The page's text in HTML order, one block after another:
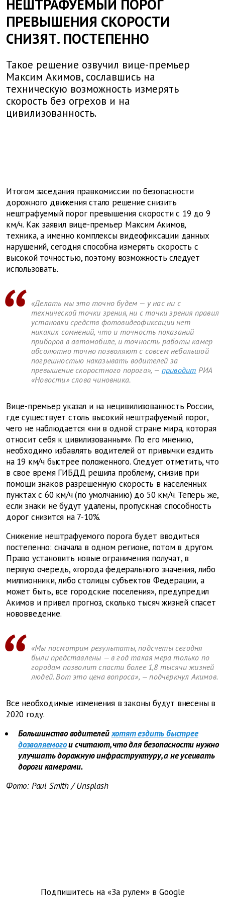
НЕШТРАФУЕМЫЙ ПОРОГ
ПРЕВЫШЕНИЯ СКОРОСТИ
СНИЗЯТ. ПОСТЕПЕННО
Такое решение озвучил вице-премьер
Максим Акимов, сославшись на
техническую возможность измерять
скорость без огрехов и на
цивилизованность.
Итогом заседания правкомиссии по безопасности
дорожного движения стало решение снизить
нештрафуемый порог превышения скорости с 19 до 9
км/ч. Как заявил вице-премьер Максим Акимов,
техника, а именно комплексы видеофиксации данных
нарушений, сегодня способна измерять скорость с
высокой точностью, поэтому возможность следует
использовать.
«Делать мы это точно будем — у нас ни с
технической точки зрения, ни с точки зрения правил
установки средств фотовидеофиксации нет
никаких сомнений, что и точность показаний
приборов в автомобиле, и точность работы камер
абсолютно точно позволяют с совсем небольшой
погрешностью наказывать водителей за
превышение скоростного порога», — приводит РИА
«Новости» слова чиновника.
Вице-премьер указал и на нецивилизованность России,
где существует столь высокий нештрафуемый порог,
чего не наблюдается «ни в одной стране мира, которая
относит себя к цивилизованным». По его мнению,
необходимо избавлять водителей от привычки ездить
на 19 км/ч быстрее положенного. Следует отметить, что
в свое время ГИБДД решила проблему, снизив при
помощи знаков разрешенную скорость в населенных
пунктах с 60 км/ч (по умолчанию) до 50 км/ч. Теперь же,
если знаки не будут удалены, пропускная способность
дорог снизится на 7-10%.
Снижение нештрафуемого порога будет вводиться
постепенно: сначала в одном регионе, потом в другом.
Право установить новые ограничения получат, в
первую очередь, «города федерального значения, либо
миллионники, либо столицы субъектов Федерации, а
может быть, все городские поселения», предупредил
Акимов и привел прогноз, сколько тысяч жизней спасет
нововведение.
«Мы посмотрим результаты, подсчеты сегодня
были представлены — в год такая мера только по
городам позволит спасти более 1,8 тысячи жизней
людей. Вот это цена вопроса», — подчеркнул Акимов.
Все необходимые изменения в законы будут внесены в
2020 году.
Большинство водителейхотят ездить быстрее
дозволяемогои считают, что для безопасности нужно
улучшать дорожную инфраструктуру, а не усеивать
дороги камерами.
Фото: Paul Smith / Unsplash
Подпишитесь на «За рулем» в Google